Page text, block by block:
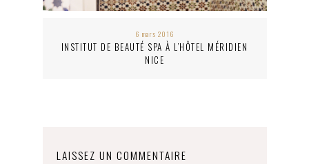
6 mars 2016
INSTITUT DE BEAUTÉ SPA À L’HÔTEL MÉRIDIEN
NICE
LAISSEZ UN COMMENTAIRE